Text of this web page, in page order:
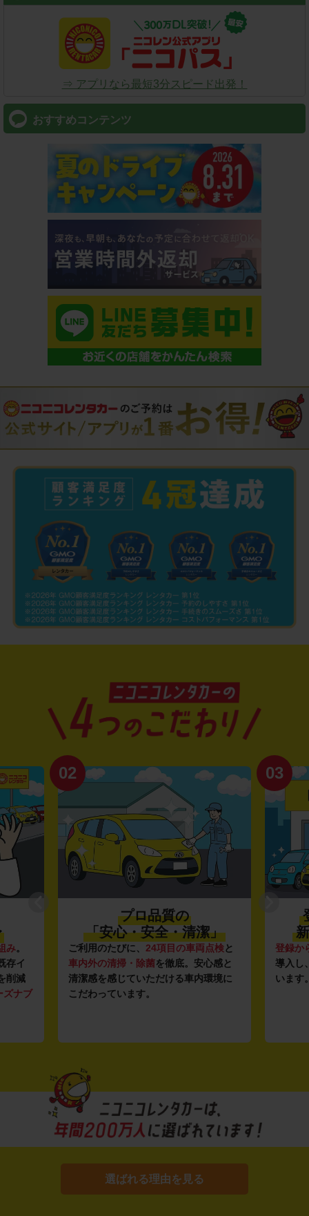
⇒ アプリなら最短3分スピード出発！
おすすめコンテンツ
み。
存イ
削減
ズナブ
02
プロ品質の
「安心・安全・清潔」
ご利用のたびに、 24項目の車両点検と
車内外の清掃・除菌を徹底。安心感と
清潔感を感じていただける車内環境に
こだわっています。
03
登録か
導入し
います
選ばれる理由を見る